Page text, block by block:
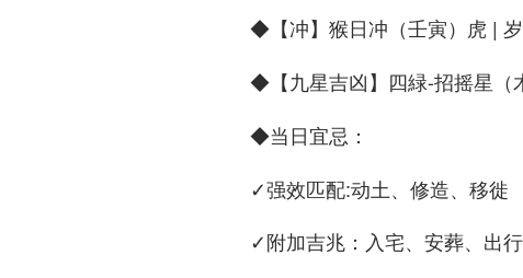
◆ 【冲】 猴日冲（壬寅）虎 |
◆ 【九星吉凶】 四緑-招摇星（
◆当日宜忌 ：
✓强效匹配:动土、修造、移徙
✓附加吉兆：入宅、安葬、出行